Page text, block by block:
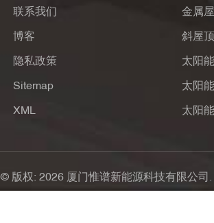
联系我们
博客
隐私政策
Sitemap
XML
金属
斜屋
太阳
太阳
太阳
© 版权: 2026 厦门惟谱新能源科技有限公司